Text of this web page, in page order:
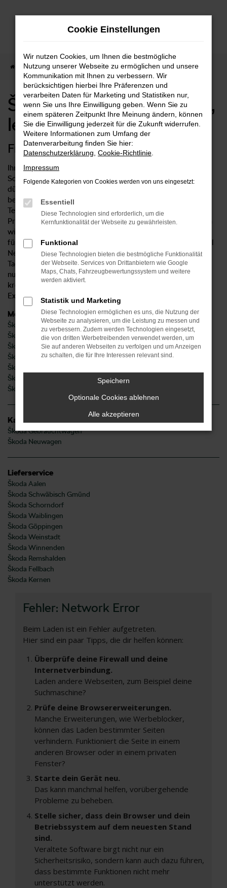
Zum
Startseite Škoda kaufen, finanzieren, leasen
Škoda kaufen, finanzieren,
leasen
Freuen Sie sich auf Ihren neuen Škoda
Ihr neuer Škoda warten bereits auf Sie. Bei Ihrem Autohaus
Sorg gelangen Sie sorgenfrei an ein neues Fahrzeug und
dürfen sich auf jede Menge Vorteile freuen. Wussten Sie
beispielsweise, dass die Modelle von Škoda in nahezu jedem
Test die Nase vorn haben? Und dass Sie bei uns besondere
Preisvorteile genießen? Seit sechs Jahrzehnten beschäftigen
wir uns mit Autos und sind bereits seit 1992 Vertragshändler
für Škoda. In stilvollem Ambiente erhalten Sie bei uns sowohl
Neuwagen als auch Jahreswagen, sowohl günstige
Tageszulassungen als auch einen Gebrauchtwagen. Zudem
nutzen Sie rund um die Uhr unseren Škoda Konfigurator und
kreieren mit wenigen Klicks Ihr Traumfahrzeug inklusive aller
Extras.
Modelle
Škoda Fabia
Škoda Karoq
Škoda Kodiaq
Škoda Octavia
Škoda Superb
Škoda Kamiq
Škoda Scala
Kategorie
Škoda Gebrauchtwagen
Škoda Neuwagen
Lieferservice
Škoda Aalen
Škoda Schwäbisch Gmünd
Škoda Schorndorf
Škoda Waiblingen
Škoda Göppingen
Škoda Weinstadt
Škoda Winnenden
Škoda Remshalden
Škoda Fellbach
Škoda Kernen
Fehler: Network Error
Beim Laden ist ein Fehler aufgetreten.
Hier sind ein paar Tipps, die dir helfen können:
Überprüfe deine Firewall und deine
Internetverbindung.
Laden andere Webseiten, zum Beispiel deine
Suchmaschine?
Prüfe deine Browsererweiterungen.
Manche Erweiterungen, wie Werbeblocker,
können das Laden bestimmter Seiten
verhindern. Funktioniert die Seite in einem
anderen Browser oder in einem privaten
Fenster?
Starte dein Gerät neu.
Das kann manchmal helfen, vorübergehende
Probleme zu beheben.
Stelle sicher, dass dein Browser und dein
Betriebssystem auf dem neuesten Stand
sind.
Veraltete Software birgt nicht nur ein
Sicherheitsrisiko, sondern kann auch dazu führen,
dass bestimmte Funktionen nicht mehr
unterstützt werden.
Cookie Einstellungen
Wir nutzen Cookies, um Ihnen die bestmögliche
Nutzung unserer Webseite zu ermöglichen und unsere
Kommunikation mit Ihnen zu verbessern. Wir
berücksichtigen hierbei Ihre Präferenzen und
verarbeiten Daten für Marketing und Statistiken nur,
wenn Sie uns Ihre Einwilligung geben. Wenn Sie zu
einem späteren Zeitpunkt Ihre Meinung ändern, können
Sie die Einwilligung jederzeit für die Zukunft widerrufen.
Weitere Informationen zum Umfang der
Datenverarbeitung finden Sie hier:
Datenschutzerklärung Cookie-Richtlinie
Impressum
Folgende Kategorien von Cookies werden von uns eingesetzt:
Essentiell
Diese Technologien sind erforderlich, um die
Kernfunktionalität der Webseite zu gewährleisten.
Funktional
Diese Technologien bieten die bestmögliche Funktionalität
der Webseite. Services von Drittanbietern wie Google
Maps, Chats, Fahrzeugbewertungssystem und weitere
werden aktiviert.
Statistik und Marketing
Diese Technologien ermöglichen es uns, die Nutzung der
Webseite zu analysieren, um die Leistung zu messen und
zu verbessern. Zudem werden Technologien eingesetzt,
die von dritten Werbetreibenden verwendet werden, um
Sie auf anderen Webseiten zu verfolgen und um Anzeigen
zu schalten, die für Ihre Interessen relevant sind.
Speichern
Optionale Cookies ablehnen
Alle akzeptieren